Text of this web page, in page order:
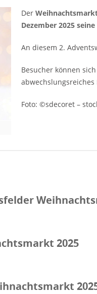
Der
Dezember 2025
An diesem 2.
Besucher können
Foto: ©sdecoret –
2025